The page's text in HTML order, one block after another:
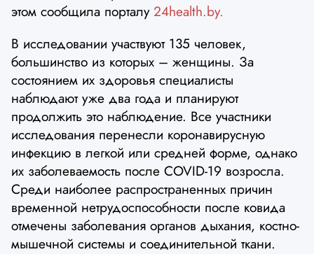
этом сообщила порталу24health.by.
В исследовании участвуют 135 человек,
большинство из которых – женщины. За
состоянием их здоровья специалисты
наблюдают уже два года и планируют
продолжить это наблюдение. Все участники
исследования перенесли коронавирусную
инфекцию в легкой или средней форме, однако
их заболеваемость после COVID-19 возросла.
Среди наиболее распространенных причин
временной нетрудоспособности после ковида
отмечены заболевания органов дыхания, костно-
мышечной системы и соединительной ткани.